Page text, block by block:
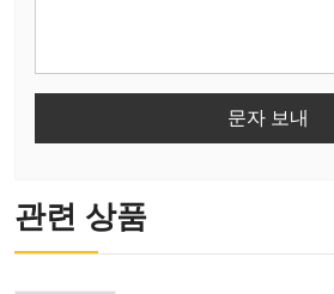
문자 보내
관련 상품